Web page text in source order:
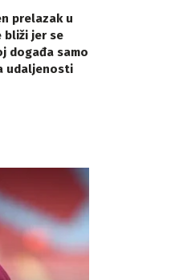
prelazak u
bliži jer se
događa samo
udaljenosti